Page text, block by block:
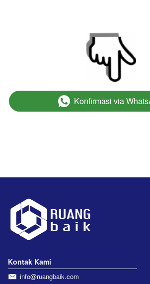
` Konfirmasi via
Kontak Kami
info@ruangbaik.com